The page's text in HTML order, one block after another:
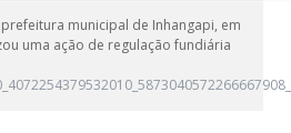
municipal de Inhangapi, em
uma ação de regulação fundiária